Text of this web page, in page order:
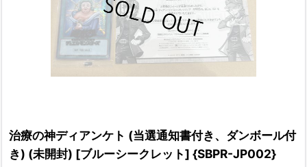
治療の神ディアンケト (当選通知書付き、ダンボール付
き) (未開封) [ブルーシークレット] {SBPR-JP002}